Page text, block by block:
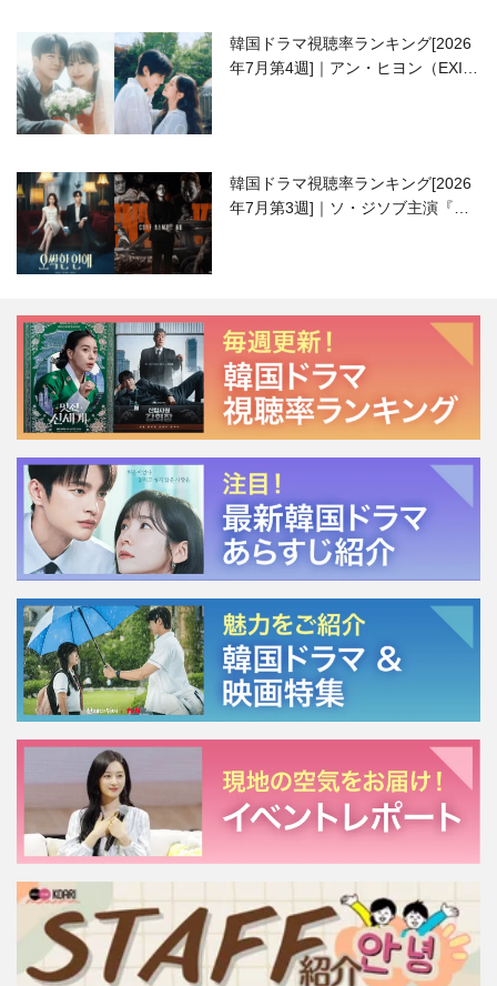
韓国ドラマ視聴率ランキング[2026
年7月第4週]｜アン・ヒヨン（EXID
韓国ドラマ視聴率ランキング[2026
年7月第3週]｜ソ・ジソブ主演『エ